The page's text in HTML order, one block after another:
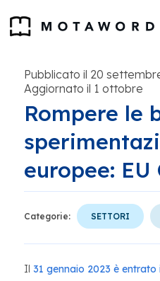
Pubblicato il 20
Aggiornato il 1 ottobre
Rompere le
europee: EU
Categorie: SETTORI
Il 31 gennaio 2023 è